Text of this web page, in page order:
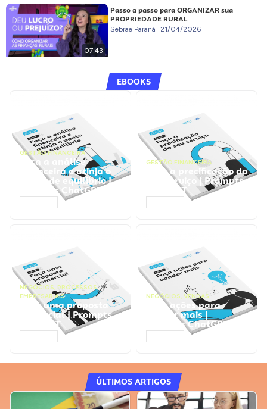
07:43
Passo a passo para ORGANIZAR sua
PROPRIEDADE RURAL
Sebrae Paraná 21/04/2026
EBOOKS
GESTÃO FINANCEIRA
Faça a análise
financeira e atinja o
ponto de equilíbrio |
Prompts ChatGPT
GESTÃO FINANCEIRA
Faça a precificação do
seu serviço | Prompts
ChatGPT
NEGÓCIOS, PROCESSOS
EMPRESARIAIS
Faça uma proposta
comercial | Prompts
ChatGPT
NEGÓCIOS, VENDAS
Faça ações para
vender mais |
Prompts ChatGPT
ÚLTIMOS ARTIGOS